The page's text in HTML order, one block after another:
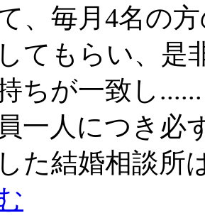
、毎月4名の
てもらい、是
ちが一致し......
一人につき必
た結婚相談所